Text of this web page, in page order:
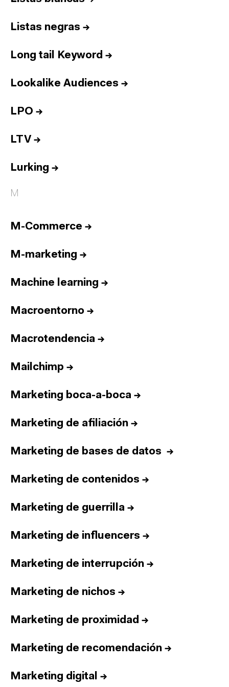
Listas negras →
Long tail Keyword →
Lookalike Audiences →
LPO →
LTV →
Lurking →
M
M-Commerce →
M-marketing →
Machine learning →
Macroentorno →
Macrotendencia →
Mailchimp →
Marketing boca-a-boca →
Marketing de afiliación →
Marketing de bases de datos →
Marketing de contenidos →
Marketing de guerrilla →
Marketing de influencers →
Marketing de interrupción →
Marketing de nichos →
Marketing de proximidad →
Marketing de recomendación →
Marketing digital →